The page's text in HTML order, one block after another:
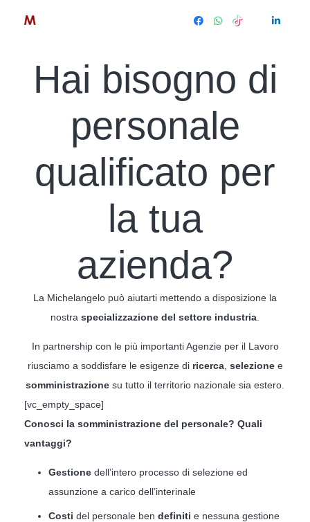
Hai bisogno di
personale
qualificato per
la tua
azienda?
La Michelangelo può aiutarti mettendo a disposizione la
nostra specializzazione del settore industria
In partnership con le più importanti Agenzie per il Lavoro
riusciamo a soddisfare le esigenze di ricerca, selezionee
somministrazione su tutto il territorio nazionale sia estero.
[vc_empty_space]
Conosci la somministrazione del personale? Quali
vantaggi?
Gestione dell’intero processo di selezione ed
assunzione a carico dell’interinale
Costi del personale ben definiti e nessuna gestione